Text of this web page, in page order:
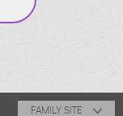
FAMILY SITE